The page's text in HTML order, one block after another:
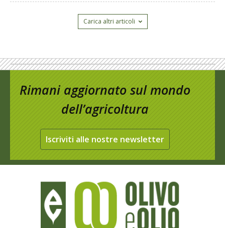
Carica altri articoli
Rimani aggiornato sul mondo
dell’agricoltura
Iscriviti alle nostre newsletter